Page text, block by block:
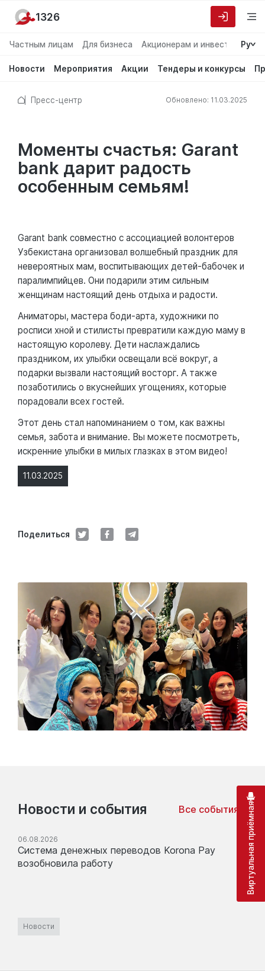
Частным лицам Для бизнеса Акционерам и инвесторам
Ру
Новости Мероприятия Акции Тендеры и конкурсы
1326
Пресс-центр Обновлено: 11.03.2025
Моменты счастья: Garant
bank дарит радость
особенным семьям!
11.03.2025
Поделиться
Garant bank совместно с ассоциацией волонтеров
Узбекистана организовал волшебный праздник для
невероятных мам, воспитывающих детей-бабочек и
паралимпийцев. Они подарили этим сильным
женщинам настоящий день отдыха и радости.
Аниматоры, мастера боди-арта, художники по
росписи хной и стилисты превратили каждую маму в
настоящую королеву. Дети наслаждались
праздником, их улыбки освещали всё вокруг, а
подарки вызвали настоящий восторг. А также
позаботились о вкуснейших угощениях, которые
порадовали всех гостей.
Этот день стал напоминанием о том, как важны
семья, забота и внимание. Вы можете посмотреть,
искренние улыбки в милых глазках в этом видео!
Новости и события Все события
06.08.2026
Система денежных переводов Korona Pay
возобновила работу
Новости
Виртуальная приёмная